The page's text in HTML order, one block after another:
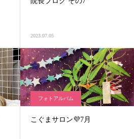
2023.07.05
フォトアルバム
こぐまサロン💜7月